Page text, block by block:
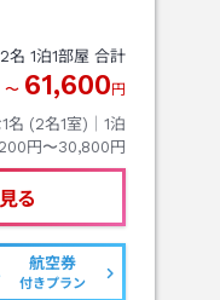
2名 1泊1部屋 合計
〜 61,600 円
名 (2名1室)｜ 1泊
円〜30,800円
る
航空券
付きプラン